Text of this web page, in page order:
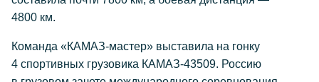
4800 км.
Команда «КАМАЗ-мастер» выставила на гонку
4 спортивных грузовика КАМАЗ-43509. Россию